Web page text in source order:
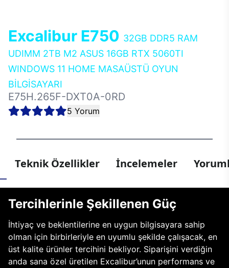
Excalibur E750 32GB DDR5 RAM
UDIMM 2TB M2 ASUS 16GB RTX 5060TI
WINDOWS 11 HOME MASAÜSTÜ OYUN
BİLGİSAYARI
E75H.265F-DXT0A-0RD
5 Yorum
Teknik Özellikler İncelemeler
Tercihlerinle Şekillenen Güç
İhtiyaç ve beklentilerine en uygun bilgisayara sahip
olman için birbirleriyle en uyumlu şekilde çalışacak, en
üst kalite ürünler tercihini bekliyor. Siparişini verdiğin
anda sana özel üretilen Excalibur’unun performans ve